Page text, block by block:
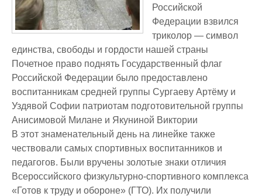
Российской
Федерации взвился
триколор — символ
единства, свободы и гордости нашей страны
Почетное право поднять Государственный флаг
Российской Федерации было предоставлено
воспитанникам средней группы Сургаеву Артёму и
Уздявой Софии патриотам подготовительной группы
Анисимовой Милане и Якуниной Виктории
В этот знаменательный день на линейке также
чествовали самых спортивных воспитанников и
педагогов. Были вручены золотые знаки отличия
Всероссийского физкультурно-спортивного комплекса
«Готов к труду и обороне» (ГТО). Их получили